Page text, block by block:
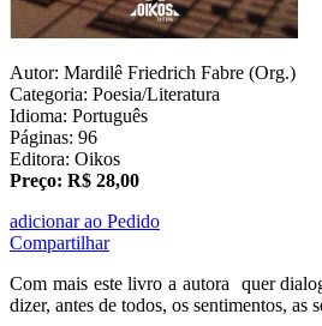
Autor: Mardilê Friedrich Fabre (Org.)
Categoria: Poesia/Literatura
Idioma: Português
Páginas: 96
Editora: Oikos
Preço: R$ 28,00
adicionar ao Pedido
Compartilhar
Com mais este livro a autora quer
dizer, antes de todos, os sentimentos, as